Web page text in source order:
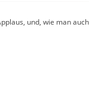
und, wie man